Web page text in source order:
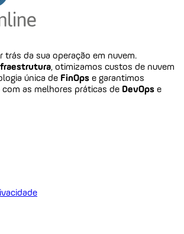
trás da sua operação em nuvem.
, otimizamos custos de nuvem
única de FinOps e garantimos
com as melhores práticas de DevOps e